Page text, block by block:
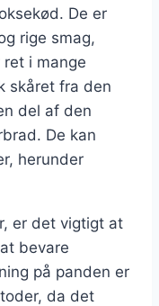
De er
rige smag,
i mange
skåret fra den
del af den
De kan
herunder
er det vigtigt at
bevare
på panden er
da det